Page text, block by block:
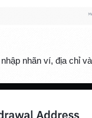
nhãn ví, địa chỉ